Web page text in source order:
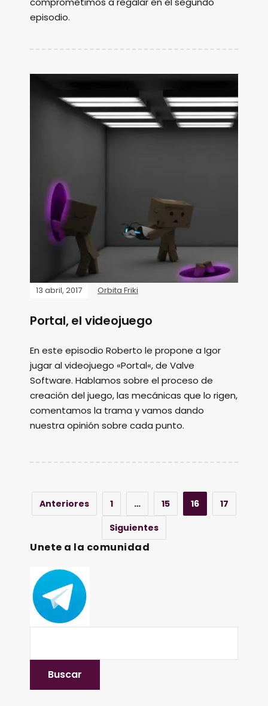
episodio.
13 abril, 2017 Orbita Friki
Portal, el videojuego
En este episodio Roberto le propone a Igor
jugar al videojuego «Portal«, de Valve
Software. Hablamos sobre el proceso de
creación del juego, las mecánicas que lo rigen,
comentamos la trama y vamos dando
nuestra opinión sobre cada punto.
Anteriores 1 … 15 16
17
Siguientes
Unete a la comunidad